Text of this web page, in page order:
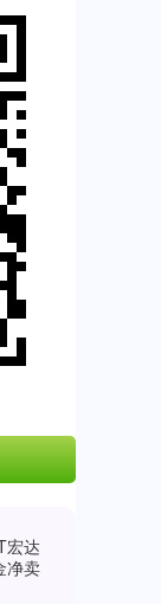
宏达
净卖